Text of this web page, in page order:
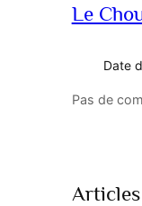
Le
Date
Pas de